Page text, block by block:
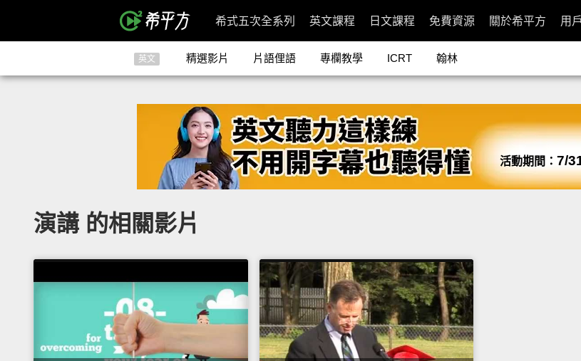
希式五次全系列 英文課程 日文課程 免費資源 關於希平方 用
英文 精選影片 片語俚語 專欄教學 ICRT 翰林
活動期間： 7/
演講 的相關影片